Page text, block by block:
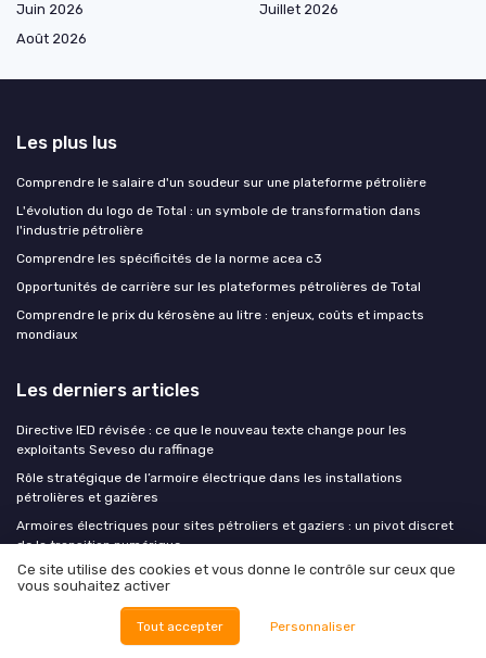
Juin 2026
Juillet 2026
Août 2026
Les plus lus
Comprendre le salaire d'un soudeur sur une plateforme pétrolière
L'évolution du logo de Total : un symbole de transformation dans
l'industrie pétrolière
Comprendre les spécificités de la norme acea c3
Opportunités de carrière sur les plateformes pétrolières de Total
Comprendre le prix du kérosène au litre : enjeux, coûts et impacts
mondiaux
Les derniers articles
Directive IED révisée : ce que le nouveau texte change pour les
exploitants Seveso du raffinage
Rôle stratégique de l’armoire électrique dans les installations
pétrolières et gazières
Armoires électriques pour sites pétroliers et gaziers : un pivot discret
de la transition numérique
Comment le découpeur plasma transforme la maintenance des aciers
dans l’industrie pétrolière et gazière
Pénurie d'ingénieurs forage : l'industrie va-t-elle automatiser plus vite
qu'elle ne le souhaite ?
Ce site utilise des cookies et vous donne le contrôle sur ceux que
vous souhaitez activer
Tout accepter Personnaliser